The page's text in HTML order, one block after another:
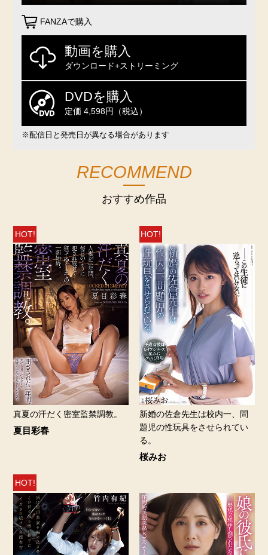
FANZAで購入
動画を購入
ダウンロード+ストリーミング
DVDを購入
定価 4,598円（税込）
※配信日と発売日が異なる場合があります
RECOMMEND
おすすめ作品
HOT!
真夏の汗だく密室監禁調教。
夏目彩春
HOT!
新婚の佐倉先生は校内一、問
題児の性玩具をさせられてい
る。
桜みお
HOT!